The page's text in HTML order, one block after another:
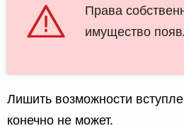
Права
имущество
Лишить возможности
конечно не может.